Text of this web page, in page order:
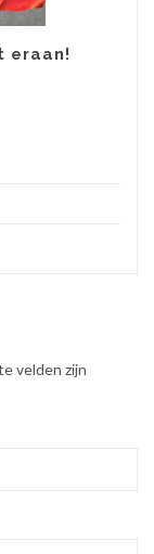
eraan!
velden zijn